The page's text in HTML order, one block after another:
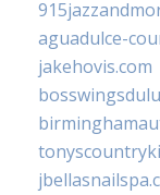
aguadulce-
jakehovis.com